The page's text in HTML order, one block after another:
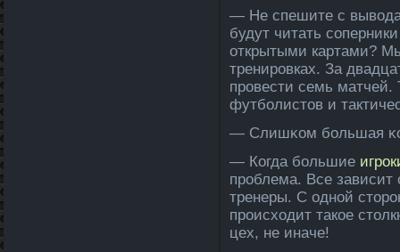
— Не спешите с
будут читать
открытыми картами?
тренировках. За
провести семь матчей.
футболистов и
— Слишκом большая
— Когда­ большие
пробле­ма. Все зависит
тренеры. С одной
происходит такое
цех, не иначе!